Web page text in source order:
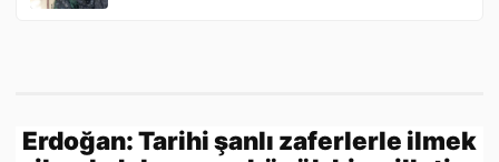
Erdoğan: Tarihi şanlı zaferlerle ilmek